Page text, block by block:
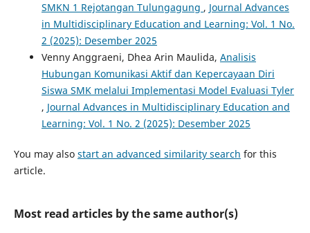
SMKN 1 Rejotangan Tulungagung , Journal Advances
in Multidisciplinary Education and Learning: Vol. 1 No.
2 (2025): Desember 2025
Venny Anggraeni, Dhea Arin Maulida, Analisis
Hubungan Komunikasi Aktif dan Kepercayaan Diri
Siswa SMK melalui Implementasi Model Evaluasi Tyler
, Journal Advances in Multidisciplinary Education and
Learning: Vol. 1 No. 2 (2025): Desember 2025
You may also start an advanced similarity search for this
article.
Most read articles by the same author(s)